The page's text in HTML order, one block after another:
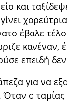
και
έβαλε
κανέναν,
επειδή
για να
Όταν ο